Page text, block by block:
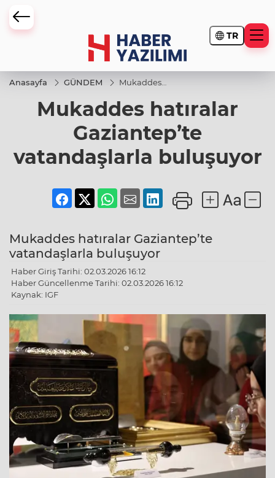
TR
Anasayfa GÜNDEM
Mukaddes
Gaziantep’te
vatandaşlarla
Mukaddes hatıralar
Gaziantep’te
vatandaşlarla buluşuyor
Mukaddes hatıralar Gaziantep’te
vatandaşlarla buluşuyor
Haber Giriş Tarihi: 02.03.2026 16:12
Haber Güncellenme Tarihi: 02.03.2026 16:12
Kaynak: IGF